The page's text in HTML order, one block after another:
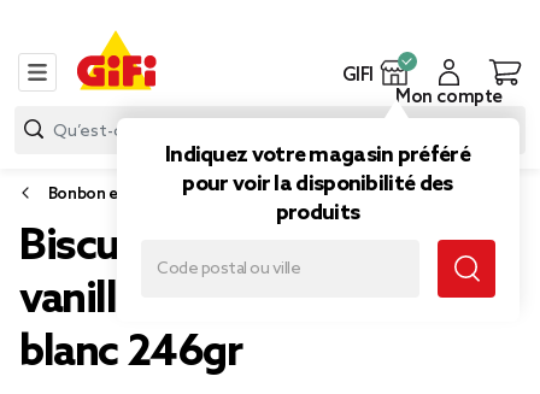
GIFI
Indiquez votre magasin préféré
pour voir la disponibilité des
produits
Mon compte
Bonbon et gourmandise
Biscuits Oréo fourrés
vanille enrobés chocolat
blanc 246gr